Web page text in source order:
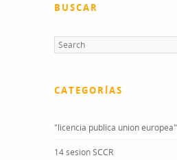
BUSCAR
CATEGORÍAS
"licencia publica union europea"
14 sesion SCCR